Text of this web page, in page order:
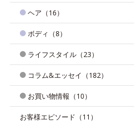
ヘア（16）
ボディ（8）
ライフスタイル（23）
コラム&エッセイ（182）
お買い物情報（10）
お客様エピソード（11）